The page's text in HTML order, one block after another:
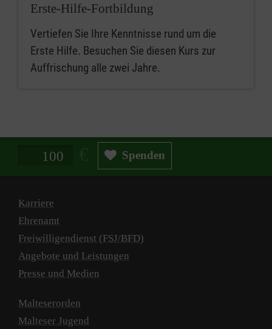
Erste-Hilfe-Fortbildung
Vertiefen Sie Ihre Kenntnisse rund um die
Erste Hilfe. Besuchen Sie diesen Kurs zur
Auffrischung alle zwei Jahre.
Spendenbetrag in Euro Spenden
Karriere
Ehrenamt
Freiwilligendienst (FSJ/BFD)
Angebote und Leistungen
Presse und Medien
Malteserorden
Malteser Jugend